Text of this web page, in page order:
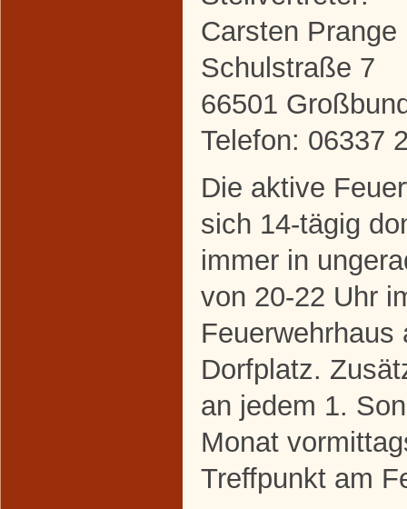
Carsten Prange
Schulstraße 7
66501
Telefon: 06337
Die aktive
sich 14-tägig
immer in
von 20-22 Uhr
Feuerwehrhaus
Dorfplatz.
an jedem 1.
Monat
Treffpunkt am